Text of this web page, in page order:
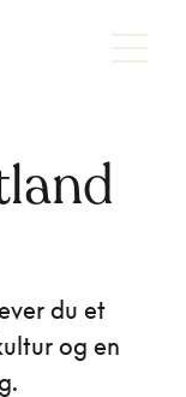
du et
og en